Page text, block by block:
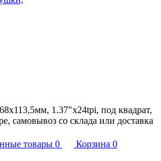
1.37"x24tpi, под квадрат,
самовывоз со склада или доставка
товары 0 Корзина 0